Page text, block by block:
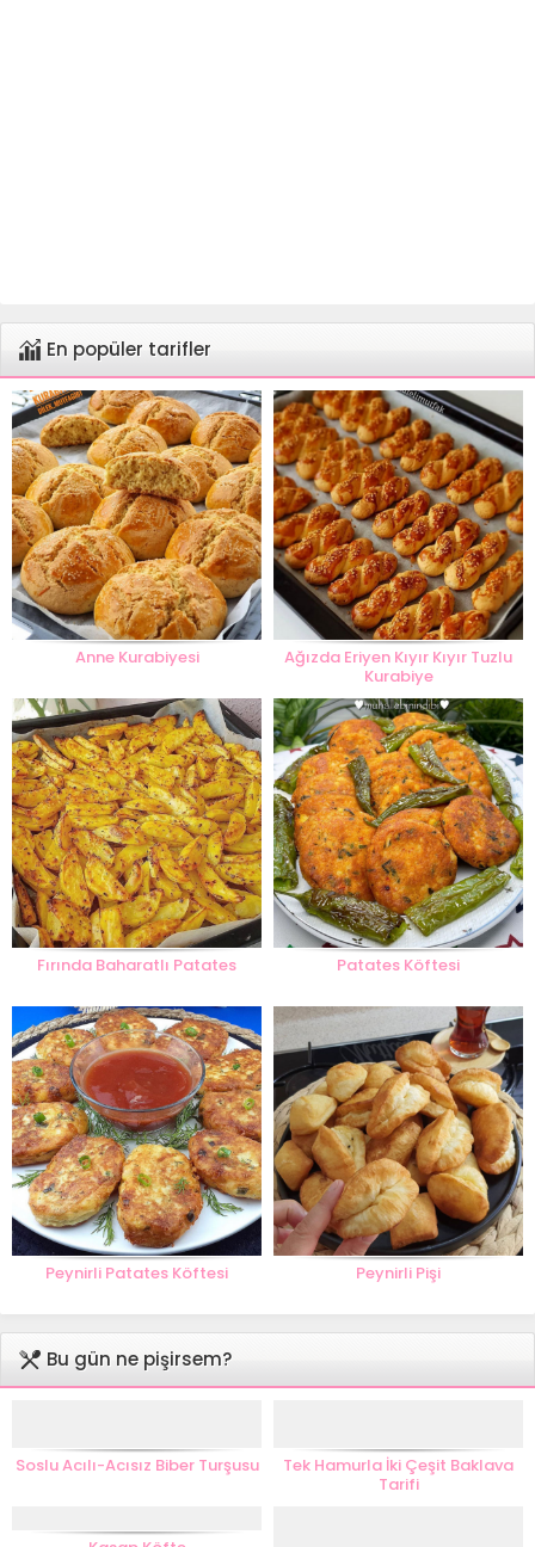
En popüler tarifler
Anne Kurabiyesi
Ağızda Eriyen Kıyır Kıyır Tuzlu
Kurabiye
Fırında Baharatlı Patates Patates Köftesi
Peynirli Patates Köftesi Peynirli Pişi
Bu gün ne pişirsem?
Soslu Acılı-Acısız Biber Turşusu
Tek Hamurla İki Çeşit Baklava
Tarifi